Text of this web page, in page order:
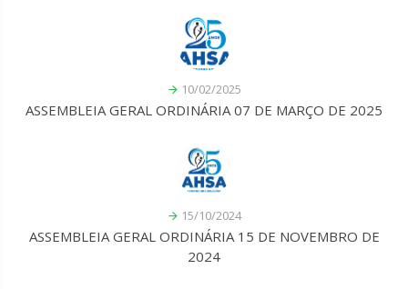
10/02/2025
ASSEMBLEIA GERAL ORDINÁRIA 07 DE MARÇO DE 2025
15/10/2024
ASSEMBLEIA GERAL ORDINÁRIA 15 DE NOVEMBRO DE
2024